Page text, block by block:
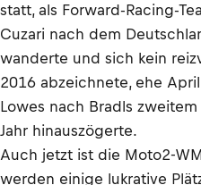
statt, als Forward-Racing-
Cuzari nach dem
wanderte und sich kein
2016 abzeichnete, ehe
Lowes nach Bradls
Jahr hinauszögerte.
Auch jetzt ist die Moto2-
werden einige lukrative